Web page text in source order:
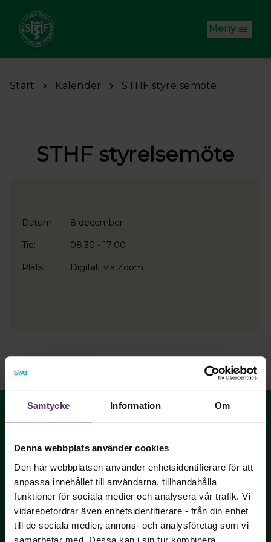
Samtycke Information Om
Denna webbplats använder cookies
Den här webbplatsen använder enhetsidentifierare för att
anpassa innehållet till användarna, tillhandahålla
funktioner för sociala medier och analysera vår trafik. Vi
vidarebefordrar även enhetsidentifierare - från din enhet
till de sociala medier, annons- och analysföretag som vi
samarbetar med. Dessa kan i sin tur kombinera
Meny
Start Kalender STHF styrelsemöte
Datum: 8 december
Tid: 08:30 - 17:00
Plats: Digitalt via Zoom
STHF styrelsemöte
Sveriges Tandhygienistförening - vi påverkar
yrkets utveckling och tandhygienistens villkor!
Bli medlem